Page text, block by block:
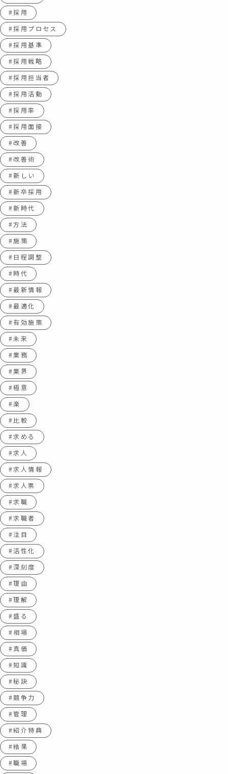
#採用
#採用プロセス
#採用基準
#採用戦略
#採用担当者
#採用活動
#採用率
#採用面接
#改善
#改善術
#新しい
#新卒採用
#新時代
#方法
#施策
#日程調整
#時代
#最新情報
#最適化
#有効施策
#未来
#業務
#業界
#極意
#楽
#比較
#求める
#求人
#求人情報
#求人票
#求職
#求職者
#注目
#活性化
#深刻度
#理由
#理解
#盛る
#相場
#真価
#知識
#秘訣
#競争力
#管理
#紹介特典
#結果
#職場